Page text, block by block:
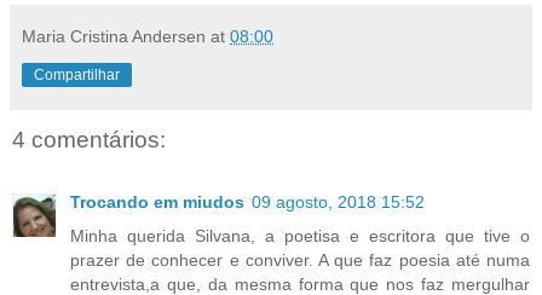
Maria Cristina Andersen at 08:00
Compartilhar
4 comentários:
Trocando em miudos 09 agosto, 2018 15:52
Minha querida Silvana, a poetisa e escritora que tive o
prazer de conhecer e conviver. A que faz poesia até numa
entrevista,a que, da mesma forma que nos faz mergulhar